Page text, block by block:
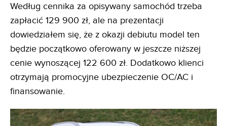
Według cennika za opisywany samochód trzeba
zapłacić 129 900 zł, ale na prezentacji
dowiedziałem się, że z okazji debiutu model ten
będzie początkowo oferowany w jeszcze niższej
cenie wynoszącej 122 600 zł. Dodatkowo klienci
otrzymają promocyjne ubezpieczenie OC/AC i
finansowanie.